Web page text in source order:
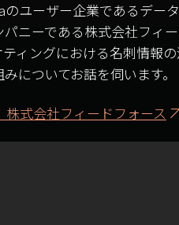
ユーザー企業であるデー
ニーである株式会社フィ
ィングにおける名刺情報
についてお話を伺います。
式会社フィードフォース